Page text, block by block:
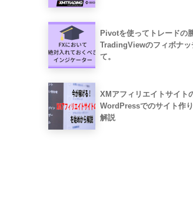
Pivotを使ってトレードの
TradingViewのフィボナッ
て。
XMアフィリエイトサイト
WordPressでのサイト作
解説